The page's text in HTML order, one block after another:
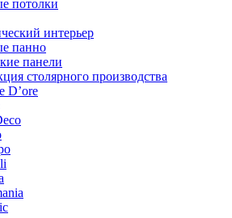
потолки
интерьер
панно
панели
столярного производства
D’ore